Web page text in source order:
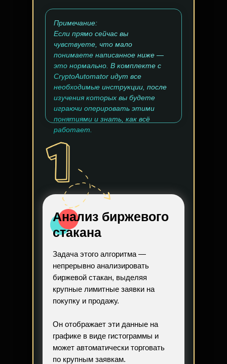
Примечание:
Если прямо сейчас вы
чувствуете, что мало
понимаете написанное ниже —
это нормально. В комплекте с
CryptoAutomator идут все
необходимые инструкции, после
изучения которых вы будете
играючи оперировать этими
понятиями и знать, как всё
работает.
Задача этого алгоритма —
непрерывно анализировать
биржевой стакан, выделяя
крупные лимитные заявки на
покупку и продажу.
Он отображает эти данные на
графике в виде гистограммы и
может автоматически торговать
по крупным заявкам.
Анализ биржевого
стакана